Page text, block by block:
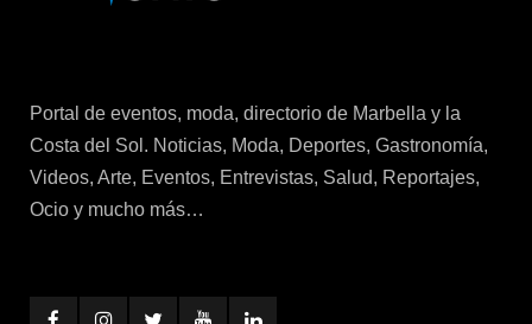
Portal de eventos, moda, directorio de Marbella y la
Costa del Sol. Noticias, Moda, Deportes, Gastronomía,
Videos, Arte, Eventos, Entrevistas, Salud, Reportajes,
Ocio y mucho más…